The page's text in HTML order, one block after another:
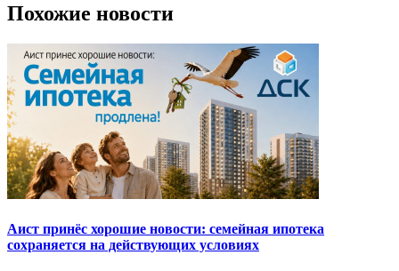
Похожие новости
Аист принёс хорошие новости: семейная ипотека
сохраняется на действующих условиях